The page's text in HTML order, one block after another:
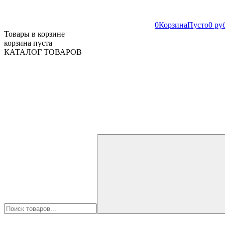
0КорзинаПусто0
Товары в корзине
корзина пуста
КАТАЛОГ ТОВАРОВ